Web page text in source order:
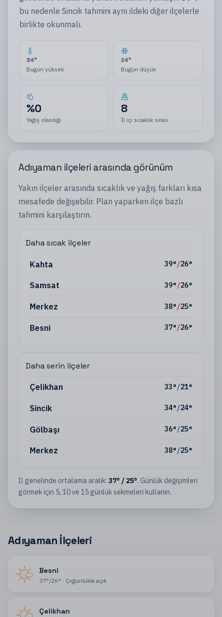
bu nedenle Sinciktahmini aynı ildeki diğer ilçelerle
birlikte okunmalı.
34°
Bugün yüksek
24°
Bugün düşük
%0
Yağış olasılığı
8
İl içi sıcaklık sırası
Adıyaman ilçeleri arasında görünüm
Yakın ilçeler arasında sıcaklık ve yağış farkları kısa
mesafede değişebilir. Plan yaparken ilçe bazlı
tahmini karşılaştırın.
Daha sıcak ilçeler
Kahta 39°/26°
Samsat 39°/26°
Merkez 38°/25°
Besni 37°/26°
Daha serin ilçeler
Çelikhan 33°/21°
Sincik 34°/24°
Gölbaşı 36°/25°
Merkez 38°/25°
İl genelinde ortalama aralık: 37° / 25°. Günlük değişimleri
görmek için 5, 10 ve 15 günlük sekmeleri kullanın.
Adıyaman İlçeleri
Besni
37°/26° · Çoğunlukla açık
Çelikhan